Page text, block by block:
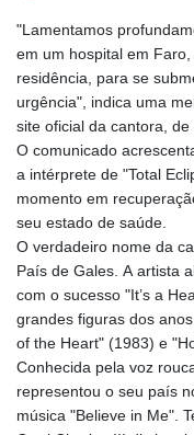
"Lamentamos
em um hospital em
residência, para se
urgência", indica uma
site oficial da cantora, de
O comunicado
a intérprete de "Total
momento em
seu estado de saúde.
O verdadeiro nome da
País de Gales. A artista
com o sucesso "It’s a
grandes figuras dos
of the Heart" (1983) e
Conhecida pela voz
representou o seu país
música "Believe in Me".